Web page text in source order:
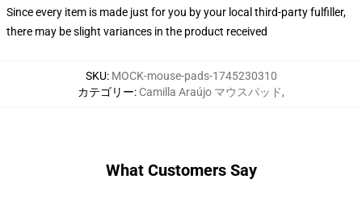
Since every item is made just for you by your local third-party fulfiller,
there may be slight variances in the product received
SKU: MOCK-mouse-pads-1745230310
カテゴリー: Camilla Araújo マウスパッド,
What Customers Say